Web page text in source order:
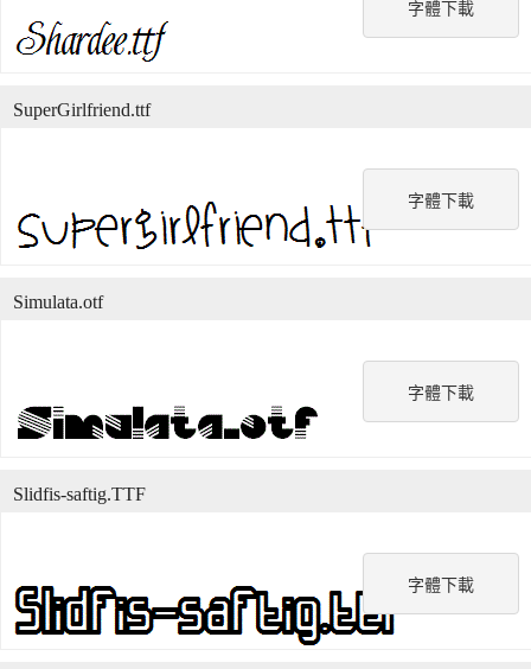
字體下載
字體下載
SuperGirlfriend.ttf
字體下載
Simulata.otf
字體下載
Slidfis-saftig.TTF